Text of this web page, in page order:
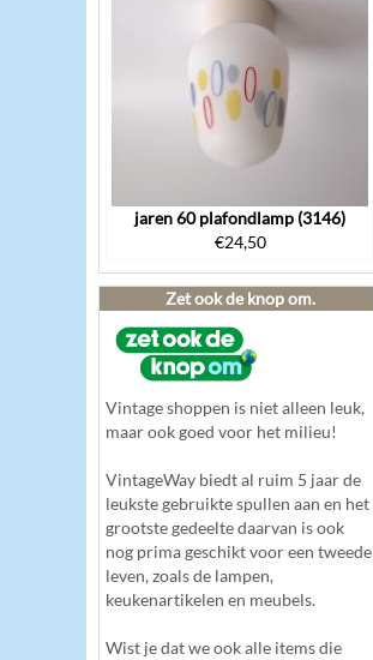
jaren 60 plafondlamp (3146)
€24,50
Zet ook de knop om.
Vintage shoppen is niet alleen leuk,
maar ook goed voor het milieu!
VintageWay biedt al ruim 5 jaar de
leukste gebruikte spullen aan en het
grootste gedeelte daarvan is ook
nog prima geschikt voor een tweede
leven, zoals de lampen,
keukenartikelen en meubels.
Wist je dat we ook alle items die